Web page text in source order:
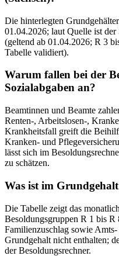
Die hinterlegten
01.04.2026; laut Quelle ist der
(geltend ab 01.04.2026; R 3
Tabelle validiert).
Warum fallen bei der
Sozialabgaben an?
Beamtinnen und Beamte
Renten-, Arbeitslosen-,
Krankheitsfall greift die
Kranken- und
lässt sich im
zu schätzen.
Was ist im
Die Tabelle zeigt das
Besoldungsgruppen R 1 bis R
Familienzuschlag sowie
Grundgehalt nicht enthalten;
der Besoldungsrechner.